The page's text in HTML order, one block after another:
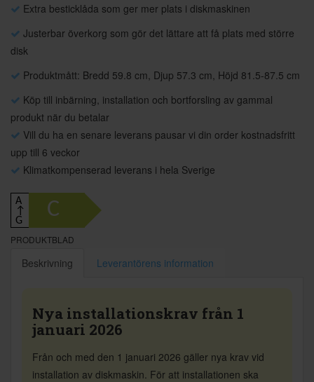
Extra besticklåda som ger mer plats i diskmaskinen
Justerbar överkorg som gör det lättare att få plats med större
disk
Produktmått: Bredd 59.8 cm, Djup 57.3 cm, Höjd 81.5-87.5 cm
Köp till inbärning, installation och bortforsling av gammal
produkt när du betalar
Vill du ha en senare leverans pausar vi din order kostnadsfritt
upp till 6 veckor
Klimatkompenserad leverans i hela Sverige
A
↑
G
C
PRODUKTBLAD
Beskrivning Leverantörens information
Nya installationskrav från 1
januari 2026
Från och med den 1 januari 2026 gäller nya krav vid
installation av diskmaskin. För att installationen ska